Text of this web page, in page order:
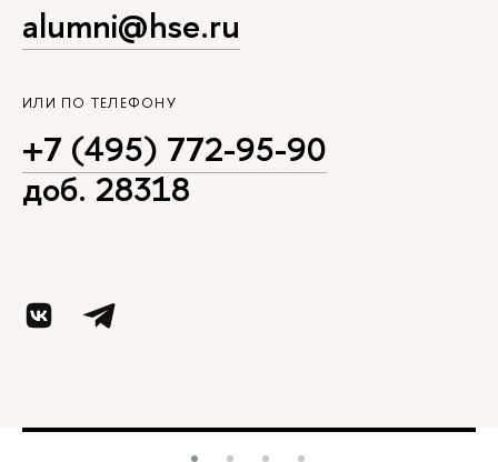
alumni@hse.ru
ИЛИ ПО ТЕЛЕФОНУ
+7 (495) 772-95-90
доб. 28318